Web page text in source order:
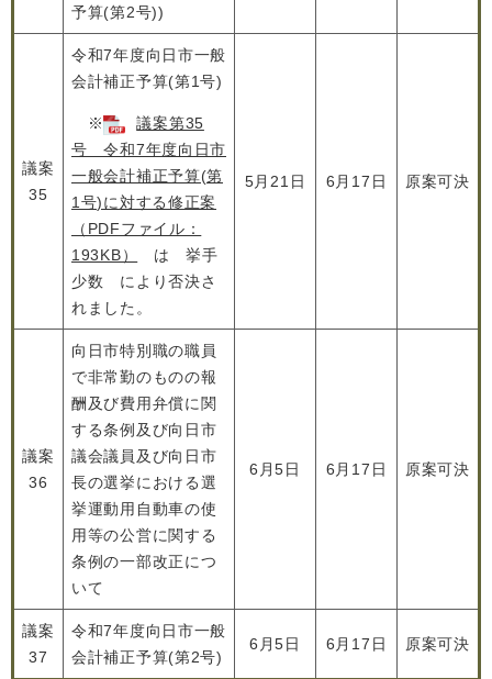
予算(第2号))
議案
35
令和7年度向日市一般
会計補正予算(第1号)
※
議案第35
号 令和7年度向日市
一般会計補正予算(第
1号)に対する修正案
（PDFファイル：
193KB）
は 挙手
少数 により否決さ
れました。
5月21日 6月17日 原案可決
議案
36
向日市特別職の職員
で非常勤のものの報
酬及び費用弁償に関
する条例及び向日市
議会議員及び向日市
長の選挙における選
挙運動用自動車の使
用等の公営に関する
条例の一部改正につ
いて
6月5日 6月17日 原案可決
議案
37
令和7年度向日市一般
会計補正予算(第2号)
6月5日 6月17日 原案可決